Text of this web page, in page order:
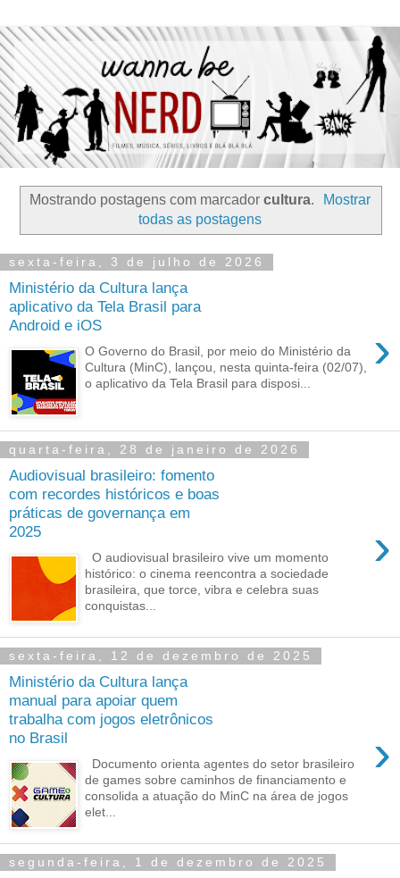
Mostrando postagens com marcador cultura.
Mostrar
todas as postagens
sexta-feira, 3 de julho de 2026
Ministério da Cultura lança
aplicativo da Tela Brasil para
Android e iOS
›
O Governo do Brasil, por meio do Ministério da
Cultura (MinC), lançou, nesta quinta-feira (02/07),
o aplicativo da Tela Brasil para disposi...
quarta-feira, 28 de janeiro de 2026
Audiovisual brasileiro: fomento
com recordes históricos e boas
práticas de governança em
2025
›
O audiovisual brasileiro vive um momento
histórico: o cinema reencontra a sociedade
brasileira, que torce, vibra e celebra suas
conquistas...
sexta-feira, 12 de dezembro de 2025
Ministério da Cultura lança
manual para apoiar quem
trabalha com jogos eletrônicos
no Brasil
›
Documento orienta agentes do setor brasileiro
de games sobre caminhos de financiamento e
consolida a atuação do MinC na área de jogos
elet...
segunda-feira, 1 de dezembro de 2025